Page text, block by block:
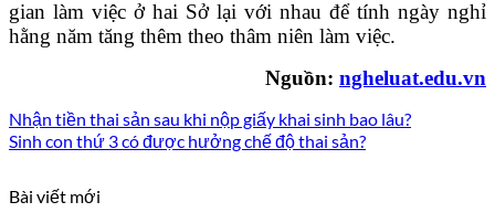
gian làm việc ở hai Sở lại với nhau để tính ngày nghỉ
hằng năm tăng thêm theo thâm niên làm việc.
Nguồn: ngheluat.edu.vn
Nhận tiền thai sản sau khi nộp giấy khai sinh bao lâu?
Sinh con thứ 3 có được hưởng chế độ thai sản?
Bài viết mới